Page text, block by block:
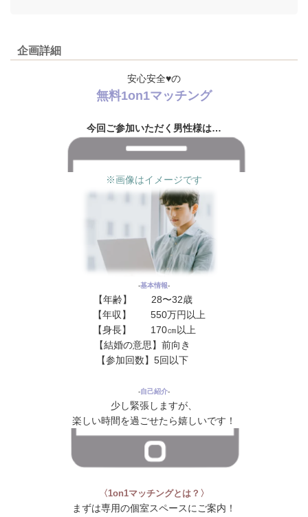
企画詳細
安心安全♥の
無料1on1マッチング
今回ご参加いただく男性様は…
※画像はイメージです
‐基本情報‐
【年齢】 28〜32歳
【年収】 550万円以上
【身長】 170㎝以上
【結婚の意思】前向き
【参加回数】5回以下
‐自己紹介‐
少し緊張しますが、
楽しい時間を過ごせたら嬉しいです！
〈1on1マッチングとは？〉
まずは専用の個室スペースにご案内！